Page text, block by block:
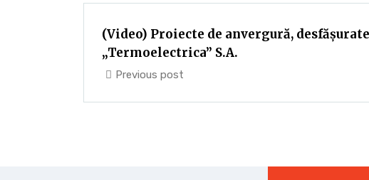
(Video) Proiecte de anvergură,
„Termoelectrica” S.A.
Previous post